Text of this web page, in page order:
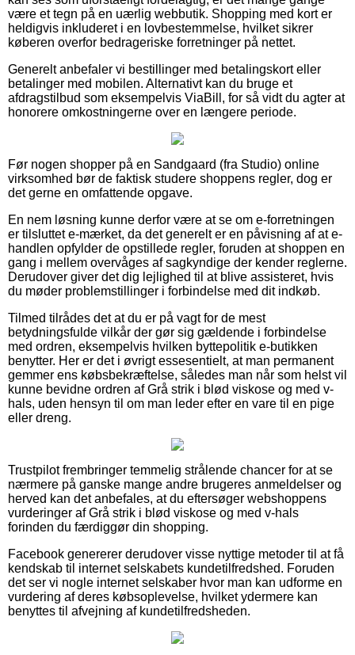
være et tegn på en uærlig webbutik. Shopping med kort er
heldigvis inkluderet i en lovbestemmelse, hvilket sikrer
køberen overfor bedrageriske forretninger på nettet.
Generelt anbefaler vi bestillinger med betalingskort eller
betalinger med mobilen. Alternativt kan du bruge et
afdragstilbud som eksempelvis ViaBill, for så vidt du agter at
honorere omkostningerne over en længere periode.
Før nogen shopper på en Sandgaard (fra Studio) online
virksomhed bør de faktisk studere shoppens regler, dog er
det gerne en omfattende opgave.
En nem løsning kunne derfor være at se om e-forretningen
er tilsluttet e-mærket, da det generelt er en påvisning af at e-
handlen opfylder de opstillede regler, foruden at shoppen en
gang i mellem overvåges af sagkyndige der kender reglerne.
Derudover giver det dig lejlighed til at blive assisteret, hvis
du møder problemstillinger i forbindelse med dit indkøb.
Tilmed tilrådes det at du er på vagt for de mest
betydningsfulde vilkår der gør sig gældende i forbindelse
med ordren, eksempelvis hvilken byttepolitik e-butikken
benytter. Her er det i øvrigt essesentielt, at man permanent
gemmer ens købsbekræftelse, således man når som helst vil
kunne bevidne ordren af Grå strik i blød viskose og med v-
hals, uden hensyn til om man leder efter en vare til en pige
eller dreng.
Trustpilot frembringer temmelig strålende chancer for at se
nærmere på ganske mange andre brugeres anmeldelser og
herved kan det anbefales, at du eftersøger webshoppens
vurderinger af Grå strik i blød viskose og med v-hals
forinden du færdiggør din shopping.
Facebook genererer derudover visse nyttige metoder til at få
kendskab til internet selskabets kundetilfredshed. Foruden
det ser vi nogle internet selskaber hvor man kan udforme en
vurdering af deres købsoplevelse, hvilket ydermere kan
benyttes til afvejning af kundetilfredsheden.